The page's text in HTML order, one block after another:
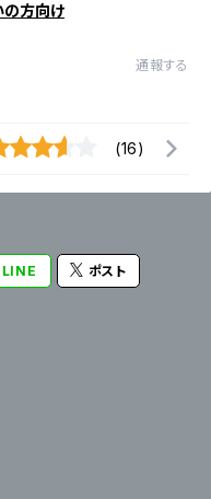
の方向け
通報する
(16)
LINE ポスト